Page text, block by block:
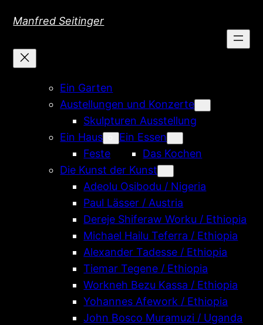
zum
wechseln
Manfred Seitinger
Ein Garten
Austellungen und Konzerte
Skulpturen Ausstellung
Ein Haus
Feste
Ein Essen
Das Kochen
Die Kunst der Kunst
Adeolu Osibodu / Nigeria
Paul Lässer / Austria
Dereje Shiferaw Worku / Ethiopia
Michael Hailu Teferra / Ethiopia
Alexander Tadesse / Ethiopia
Tiemar Tegene / Ethiopia
Workneh Bezu Kassa / Ethiopia
Yohannes Afework / Ethiopia
John Bosco Muramuzi / Uganda